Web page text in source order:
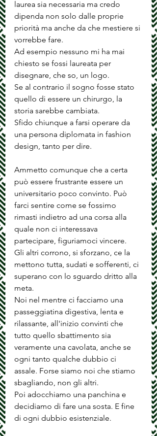
laurea sia necessaria ma credo
dipenda non solo dalle proprie
priorità ma anche da che mestiere si
vorrebbe fare.
Ad esempio nessuno mi ha mai
chiesto se fossi laureata per
disegnare, che so, un logo.
Se al contrario il sogno fosse stato
quello di essere un chirurgo, la
storia sarebbe cambiata.
Sfido chiunque a farsi operare da
una persona diplomata in fashion
design, tanto per dire.
Ammetto comunque che a certa
può essere frustrante essere un
universitario poco convinto. Può
farci sentire come se fossimo
rimasti indietro ad una corsa alla
quale non ci interessava
partecipare, figuriamoci vincere.
Gli altri corrono, si sforzano, ce la
mettono tutta, sudati e sofferenti, ci
superano con lo sguardo dritto alla
meta.
Noi nel mentre ci facciamo una
passeggiatina digestiva, lenta e
rilassante, all'inizio convinti che
tutto quello sbattimento sia
veramente una cavolata, anche se
ogni tanto qualche dubbio ci
assale. Forse siamo noi che stiamo
sbagliando, non gli altri.
Poi adocchiamo una panchina e
decidiamo di fare una sosta. E fine
di ogni dubbio esistenziale.